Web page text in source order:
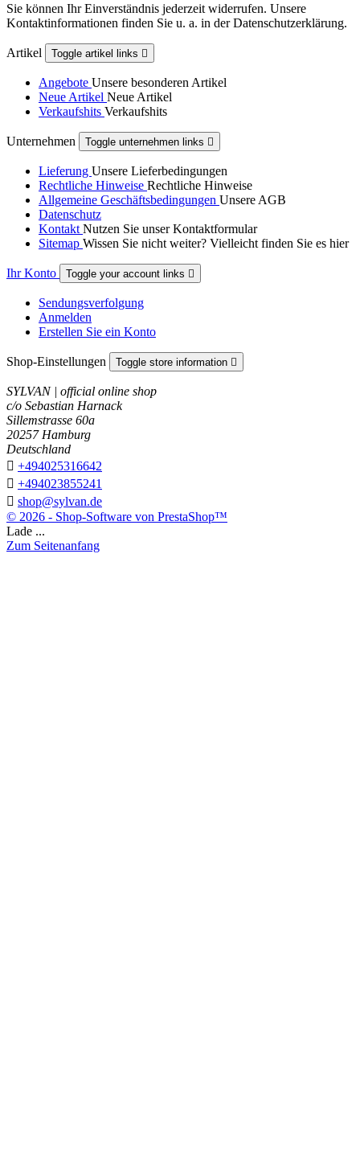
Sie können Ihr Einverständnis jederzeit widerrufen. Unsere
Kontaktinformationen finden Sie u. a. in der Datenschutzerklärung.
Artikel Toggle artikel links 
Angebote Unsere besonderen Artikel
Neue Artikel Neue Artikel
Verkaufshits Verkaufshits
Unternehmen Toggle unternehmen links 
Lieferung Unsere Lieferbedingungen
Rechtliche Hinweise Rechtliche Hinweise
Allgemeine Geschäftsbedingungen Unsere AGB
Datenschutz
Kontakt Nutzen Sie unser Kontaktformular
Sitemap Wissen Sie nicht weiter? Vielleicht finden Sie es hier
Ihr Konto Toggle your account links 
Sendungsverfolgung
Anmelden
Erstellen Sie ein Konto
Shop-Einstellungen Toggle store information 
SYLVAN | official online shop
c/o Sebastian Harnack
Sillemstrasse 60a
20257 Hamburg
Deutschland
 +494025316642
 +494023855241
 shop@sylvan.de
© 2026 - Shop-Software von PrestaShop™
Lade ...
Zum Seitenanfang